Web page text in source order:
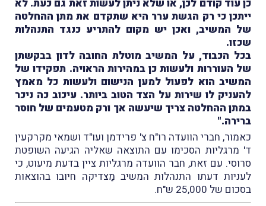
כן עוד קודם לכן, או שלא ניתן לעשות זאת גם כעת. לא
ייתכן כי רק הגשת ערר היא שתקדם את מתן ההחלטה
של המשיב, ואכן יש מקום להתריע כנגד התנהלות
שכזו.
בכל הכבוד, על המשיב מוטלת החובה לדון בבקשתן
של העוררות ולעשות כן במהירות הראויה. תפקידו של
המשיב הוא לפעול למען הנישום ולעשות כל מאמץ
להעניק לו שירות על הצד הטוב ביותר. עיכוב כה ניכר
במתן ההחלטה צריך שיעשה אך ורק מטעמים של חוסר
ברירה."
כאמור, חברי הוועדה רו"ח צ' פרידמן ועו"ד ושמאי מקרקעין
ד' מרגליות הסכימו עם התוצאה שאליה הגיעה השופטת
סרוסי. עם זאת, חבר הוועדה מרגליות ציין בדעת מיעוט, כי
לעניות דעתו התנהלות המשיב מַצדיקה חיובו בהוצאות
בסכום של 25,000 ש"ח.